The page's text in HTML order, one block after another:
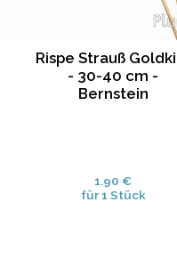
Rispe Strauß
- 30-40 cm -
Bernstein
1.90 €
für 1 Stück